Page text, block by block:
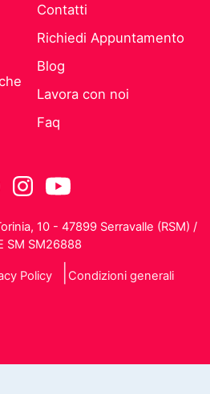
Contatti
Richiedi Appuntamento
Blog
Lavora con noi
Faq
10 - 47899 Serravalle (RSM) /
SM SM26888
Policy Condizioni generali